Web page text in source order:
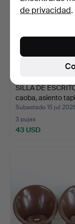
SILLA DE
caoba, asiento
Subastado 15 jul
3 pujas
43 USD
de privacidad.